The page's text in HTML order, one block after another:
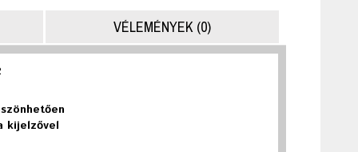
VÉLEMÉNYEK (0)
kijelzővel